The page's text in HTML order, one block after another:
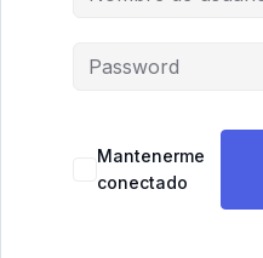
Mantenerme
conectado